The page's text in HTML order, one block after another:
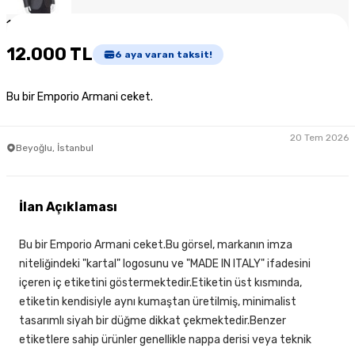
1
12.000 TL 6 aya varan taksit!
Bu bir Emporio Armani ceket.
Beyoğlu, İstanbul
20 Tem 2026
İlan Açıklaması
Bu bir Emporio Armani ceket.Bu görsel, markanın imza
niteliğindeki "kartal" logosunu ve "MADE IN ITALY" ifadesini
içeren iç etiketini göstermektedir.Etiketin üst kısmında,
etiketin kendisiyle aynı kumaştan üretilmiş, minimalist
tasarımlı siyah bir düğme dikkat çekmektedir.Benzer
etiketlere sahip ürünler genellikle nappa derisi veya teknik